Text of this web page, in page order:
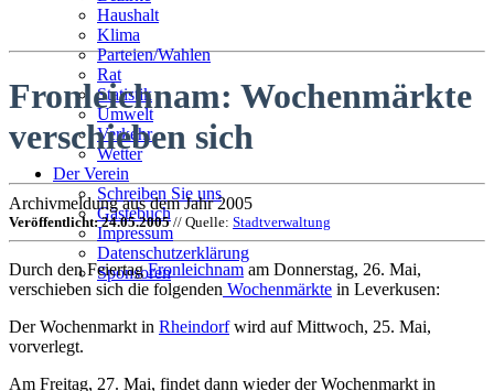
Haushalt
Klima
Parteien/Wahlen
Rat
Statistik
Umwelt
Verkehr
Wetter
Der Verein
Schreiben Sie uns
Gästebuch
Impressum
Datenschutzerklärung
Sponsoren
Fronleichnam: Wochenmärkte
verschieben sich
Archivmeldung aus dem Jahr 2005
Veröffentlicht: 24.05.2005// Quelle: Stadtverwaltung
Durch den FeiertagFronleichnam am Donnerstag, 26. Mai,
verschieben sich die folgenden Wochenmärkte in Leverkusen:
Der Wochenmarkt in Rheindorfwird auf Mittwoch, 25. Mai,
vorverlegt.
Am Freitag, 27. Mai, findet dann wieder der Wochenmarkt in